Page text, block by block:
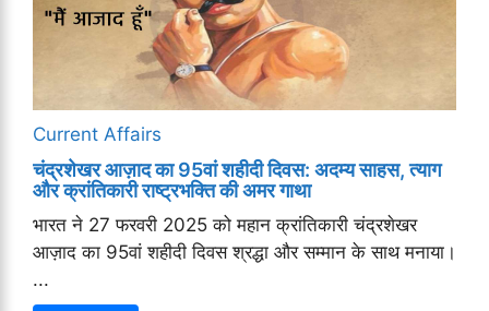
Current Affairs
चंद्रशेखर आज़ाद का 95वां शहीदी दिवस: अदम्य साहस, त्याग
और क्रांतिकारी राष्ट्रभक्ति की अमर गाथा
भारत ने 27 फरवरी 2025 को महान क्रांतिकारी चंद्रशेखर
आज़ाद का 95वां शहीदी दिवस श्रद्धा और सम्मान के साथ मनाया।
...